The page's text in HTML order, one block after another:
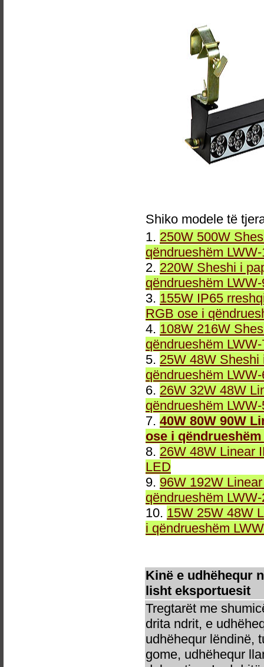
Shiko modele të
1. 250W 500W
qëndrueshëm
2. 220W Sheshi i
qëndrueshëm
3. 155W IP65
RGB ose i
4. 108W 216W
qëndrueshëm
5. 25W 48W
qëndrueshëm
6. 26W 32W 48W
qëndrueshëm
7. 40W 80W 90W
ose i
8. 26W 48W Linear
LED
9. 96W 192W
qëndrueshëm
10. 15W 25W 48W
i qëndrueshëm
Kinë e udhëhequr
lisht eksportuesit
Tregtarët me
drita ndrit, e
udhëhequr lëndinë,
gome, udhëhequr